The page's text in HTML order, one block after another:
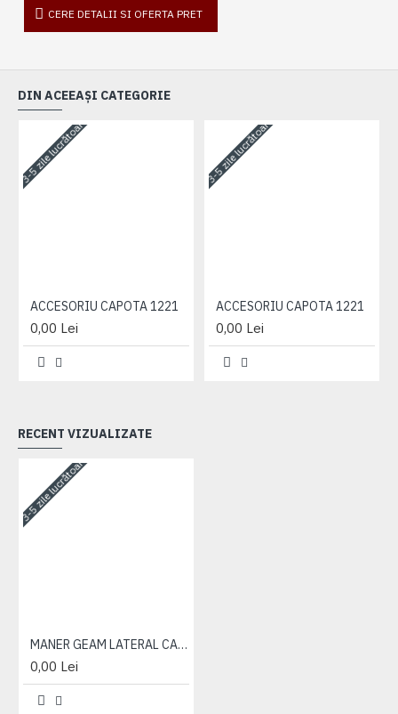
CERE DETALII SI OFERTA PRET
DIN ACEEAȘI CATEGORIE
3-5 zile lucrătoare
ACCESORIU CAPOTA 1221
0,00 Lei
3-5 zile lucrătoare
ACCESORIU CAPOTA 1221
0,00 Lei
RECENT VIZUALIZATE
3-5 zile lucrătoare
MANER GEAM LATERAL CABINA
0,00 Lei